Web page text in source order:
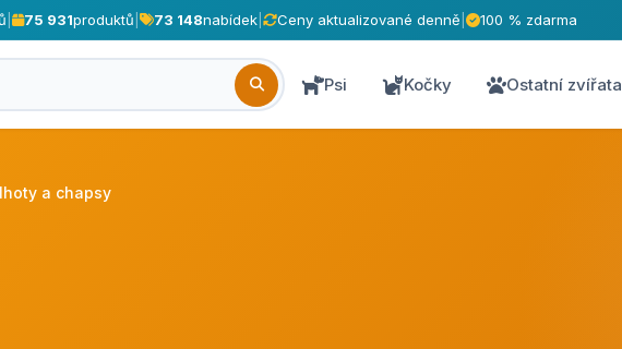
75 931produktů 73 148nabídek| Ceny aktualizované denně 100 % zdarma
Psi Kočky Ostatní zvířata
a chapsy